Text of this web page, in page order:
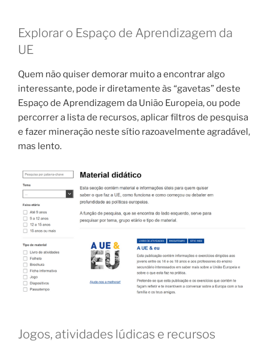
Explorar o Espaço de Aprendizagem da
UE
Quem não quiser demorar muito a encontrar algo
interessante, pode ir diretamente às “gavetas” deste
Espaço de Aprendizagem da União Europeia, ou pode
percorrer a lista de recursos, aplicar filtros de pesquisa
e fazer mineração neste sítio razoavelmente agradável,
mas lento.
Jogos, atividades lúdicas e recursos